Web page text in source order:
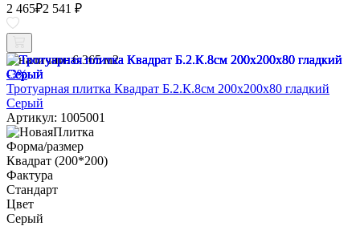
2 465₽2 541 ₽
В наличии: 6.365 м2
-3%
Тротуарная плитка Квадрат Б.2.К.8см 200х200х80 гладкий
Серый
Артикул: 1005001
Форма/размер
Квадрат (200*200)
Фактура
Стандарт
Цвет
Серый